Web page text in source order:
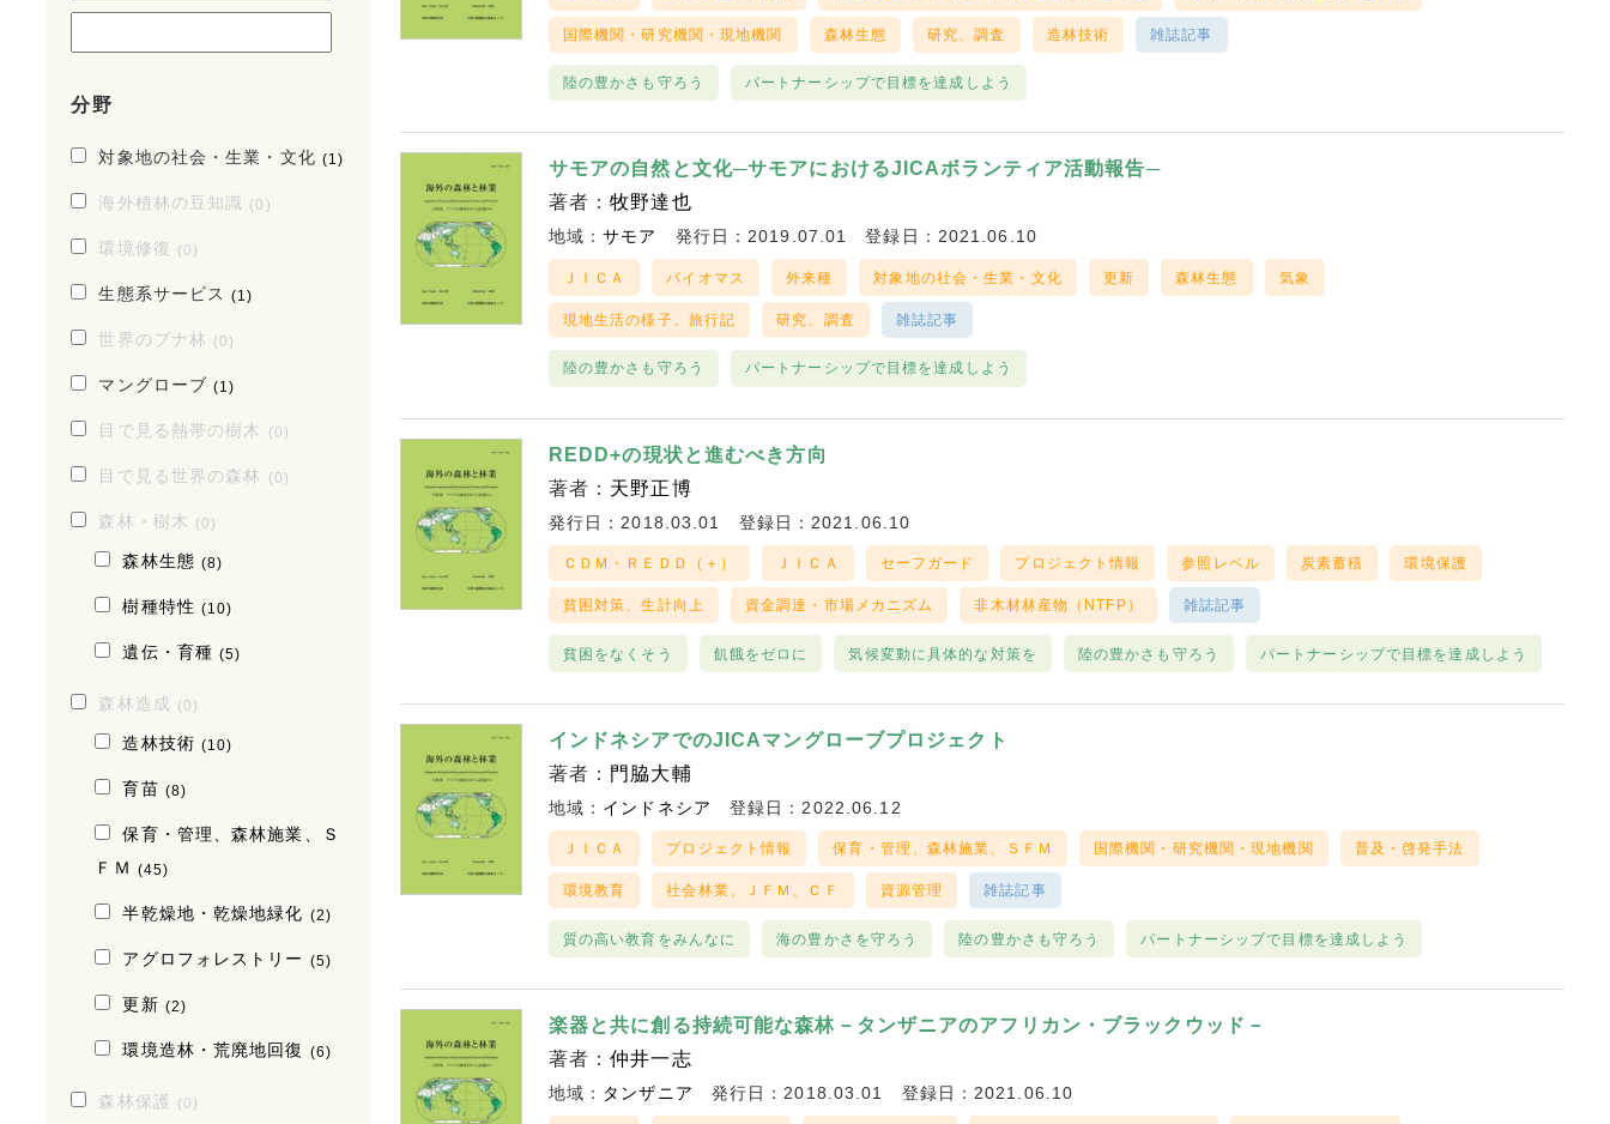
分野
対象地の社会・生業・文化 (1)
海外植林の豆知識 (0)
環境修復 (0)
生態系サービス (1)
世界のブナ林 (0)
マングローブ (1)
目で見る熱帯の樹木 (0)
目で見る世界の森林 (0)
森林・樹木 (0)
森林生態 (8)
樹種特性 (10)
遺伝・育種 (5)
森林造成 (0)
造林技術 (10)
育苗 (8)
保育・管理、森林施業、Ｓ
ＦＭ (45)
半乾燥地・乾燥地緑化 (2)
アグロフォレストリー (5)
更新 (2)
環境造林・荒廃地回復 (6)
森林保護 (0)
国際機関・研究機関・現地機関 森林生態 研究、調査 造林技術 雑誌記事
陸の豊かさも守ろう パートナーシップで目標を達成しよう
サモアの自然と文化─サモアにおけるJICAボランティア活動報告─
著者：牧野達也
地域：サモア 発行日：2019.07.01 登録日：2021.06.10
ＪＩＣＡ バイオマス 外来種 対象地の社会・生業・文化 更新 森林生態 気象
現地生活の様子、旅行記 研究、調査 雑誌記事
陸の豊かさも守ろう パートナーシップで目標を達成しよう
REDD+の現状と進むべき方向
著者： 天野正博
発行日：2018.03.01 登録日：2021.06.10
ＣＤＭ・ＲＥＤＤ（＋） ＪＩＣＡ セーフガード プロジェクト情報 参照レベル 炭素蓄積 環境保護
貧困対策、生計向上 資金調達・市場メカニズム 非木材林産物（NTFP） 雑誌記事
貧困をなくそう 飢餓をゼロに 気候変動に具体的な対策を 陸の豊かさも守ろう パートナーシップで目標を達成しよう
インドネシアでのJICAマングローブプロジェクト
著者： 門脇大輔
地域： インドネシア 登録日：2022.06.12
ＪＩＣＡ プロジェクト情報 保育・管理、森林施業、ＳＦＭ 国際機関・研究機関・現地機関 普及・啓発手法
環境教育 社会林業、ＪＦＭ、ＣＦ 資源管理 雑誌記事
質の高い教育をみんなに 海の豊かさを守ろう 陸の豊かさも守ろう パートナーシップで目標を達成しよう
楽器と共に創る持続可能な森林－タンザニアのアフリカン・ブラックウッド－
著者：仲井一志
地域： タンザニア 発行日：2018.03.01 登録日：2021.06.10